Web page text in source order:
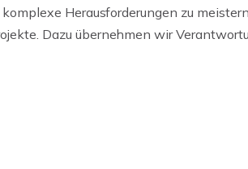
Herausforderungen zu
Dazu übernehmen wir